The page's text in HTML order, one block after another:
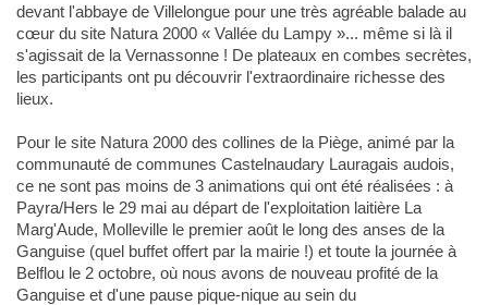
devant l'abbaye de Villelongue pour une très agréable balade au
cœur du site Natura 2000 « Vallée du Lampy »... même si là il
s'agissait de la Vernassonne ! De plateaux en combes secrètes,
les participants ont pu découvrir l'extraordinaire richesse des
lieux.
Pour le site Natura 2000 des collines de la Piège, animé par la
communauté de communes Castelnaudary Lauragais audois,
ce ne sont pas moins de 3 animations qui ont été réalisées : à
Payra/Hers le 29 mai au départ de l'exploitation laitière La
Marg'Aude, Molleville le premier août le long des anses de la
Ganguise (quel buffet offert par la mairie !) et toute la journée à
Belflou le 2 octobre, où nous avons de nouveau profité de la
Ganguise et d'une pause pique-nique au sein du